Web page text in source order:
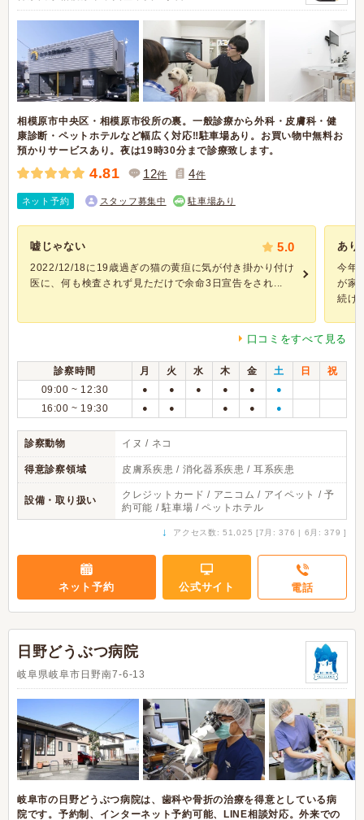
相模原市中央区・相模原市役所の裏。一般診療から外科・皮膚科・健
康診断・ペットホテルなど幅広く対応‼駐車場あり。お買い物中無料お
預かりサービスあり。夜は19時30分まで診療致します。
4.81 12件 4件
ネット予約 スタッフ募集中 駐車場あり
嘘じゃない 5.0
2022/12/18に19歳過ぎの猫の黄疸に気が付き掛かり付け
医に、何も検査されず見ただけで余命3日宣告をされ...
あり
今年
が家
続け
口コミをすべて見る
診察時間 月 火 水 木 金 土 日
祝
09:00 ~ 12:30
● ● ● ● ● ●
16:00 ~ 19:30 ● ● ● ● ●
診察動物 イヌ / ネコ
得意診察領域 皮膚系疾患 / 消化器系疾患 / 耳系疾患
設備・取り扱い
クレジットカード / アニコム / アイペット / 予
約可能 / 駐車場 / ペットホテル
↓ アクセス数: 51,025 [7月: 376 | 6月: 379 ]
ネット予約 公式サイト 電話
日野どうぶつ病院
岐阜県岐阜市日野南7-6-13
岐阜市の日野どうぶつ病院は、歯科や骨折の治療を得意としている病
院です。予約制、インターネット予約可能、LINE相談対応。外来での